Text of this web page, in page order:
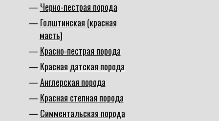
Черно-пестрая порода
Голштинская (красная
масть)
Красно-пестрая порода
Красная датская порода
Англерская порода
Красная степная порода
Симментальская порода